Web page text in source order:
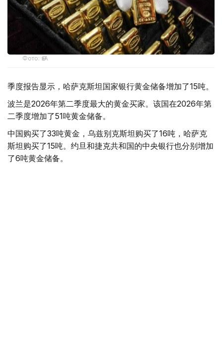
Фото: ӨзА
季度报告显示，哈萨克斯坦国家银行黄金储备增加了15吨。
波兰是2026年第二季度最大的黄金买家。该国在2026年第
二季度增加了51吨黄金储备。
中国购买了33吨黄金，乌兹别克斯坦购买了16吨，哈萨克
斯坦购买了15吨。约旦和捷克共和国的中央银行也分别增加
了6吨黄金储备。